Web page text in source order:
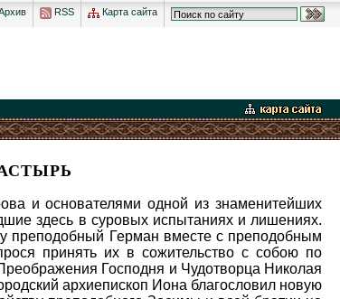
RSS Карта сайта
Д.С. Лихачев и др. В период Великой Отечественной войны в стенах монастыря располагается учебный отряд Северного флота. В 1961 году государственными учреждениями была начата реставрация "храмов, хозяйственных и других строений Соловецкого монастыря". В 1974 году организуется Соловецкий государственный историко-архитектурный и природный музей-заповедник. С первых лет "перестройки", особенно после празднования 1000-летия Крещения Руси, началось общественное движение за передачу Соловков Русской Православной Церкви. Уже в 1989 году об этой проблеме заговорило и церковное Священноначалие. Архиерейский Собор, посвященный 400-летию введения партиаршества на Руси, обратился к руководству страны с просьбой передать Соловецкий архипелаг Церкви. Широкая общественность, среди них были С. Ямщиков, Д. Лихачев, А. Солженицын, также требовала отдать Соловки. Одновременно появился ряд публичных выступлений музейных работников которые были категорически против любого присутствия "церковников" на островах. Возрождение Соловков началось в декабре 1988 года, когда на островах был создан церковный приход. Служить там был поставлен иеромонах (ныне игумен) Герман (Чеботарь). 4 июля 1989 года он освятил находящуюся за монастырской оградой часовню святителя Филиппа - первый возрожденный храм Соловков. 25 октября 1990 года Синод постановил открыть на Соловках Спасо-Преображенский ставропигиальный мужской монастырь и назначить временно исполняющим обязанности наместника игумена Германа. Осенью того же года на Соловках появились и первые послушники. Первые богослужения в обители проходили во вновь устроенном домовом храме, освященном в честь Собора Соловецких чудотворцев и расположенном в северном дворике монастыря, на втором этаже в корпусе справа от входа в Никольские ворота. Ранее переданный обители собор святителя Филиппа находился в плачевном состоянии и для богослужений был непригоден. Не все обстояло гладко и в отношениях с местными жителями. Отлучились монахи на материк, чтобы пополнить запасы провизии, а когда вернулись застали пепелище. Спалил кельи человек из местных, нанятый на работу, но вскоре изгнанный за прогулы. Нелюбовь к монахам за 70 лет безбожия население впитало основательно. По словам нынешнего наместника монастыря архимандрита Иосифа (Братищева), его предшественник очень много потрудился, чтобы пробудить веру местного населения. Монастырь постепенно начинает обзаводиться своим хозяйсвом. В москве, в храме Великомученика Георгия, что рядом с гостиницей "Балчуг", было открыто подворье монастыря. Его настоятелем стал отец Мефодий. В 1992 г., спустя два года после своего избрания на первосвятительский престол, Патриах Московский и всея Руси Алексий II решил посетить Соловки. Монастырская жизнь на островах только зарождалась, хотя и венчала долгую борьбу за передачу монастыря Церкви. К своему паломническому визиту Его Святейшество приготовил достойный подарок. Церкви были возвращены святыни - мощи основателей Соловецкой обители Савватия, Германа и Зосимы, сопровождая которые Патриарх и прибыл на остров. Обычно, если группа православных верую